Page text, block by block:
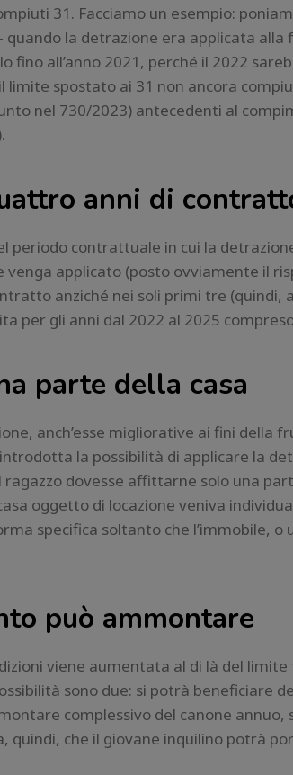
31. Facciamo un esempio:
quando la detrazione era applicata alla
fino all’anno 2021, perché il 2022
limite spostato ai 31 non ancora
nel 730/2023) antecedenti al
anni di
periodo contrattuale in cui la
applicato (posto ovviamente il
anziché nei soli primi tre (quindi,
per gli anni dal 2022 al 2025
parte della casa
anch’esse migliorative ai fini della
la possibilità di applicare la
dovesse affittarne solo una
oggetto di locazione veniva
specifica soltanto che l’immobile, o
può ammontare
viene aumentata al di là del
sono due: si potrà beneficiare
complessivo del canone annuo,
quindi, che il giovane inquilino potrà